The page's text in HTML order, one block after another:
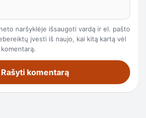
naršyklėje išsaugoti vardą ir el. pašto
įvesti iš naujo, kai kitą kartą vėl